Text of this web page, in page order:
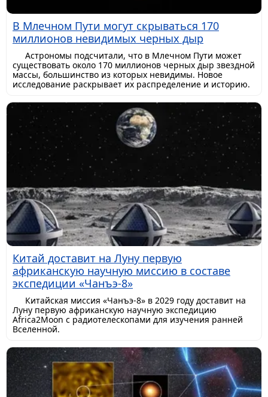
В Млечном Пути могут скрываться 170
миллионов невидимых черных дыр
Астрономы подсчитали, что в Млечном Пути может
существовать около 170 миллионов черных дыр звездной
массы, большинство из которых невидимы. Новое
исследование раскрывает их распределение и историю.
Китай доставит на Луну первую
африканскую научную миссию в составе
экспедиции «Чанъэ-8»
Китайская миссия «Чанъэ-8» в 2029 году доставит на
Луну первую африканскую научную экспедицию
Africa2Moon с радиотелескопами для изучения ранней
Вселенной.